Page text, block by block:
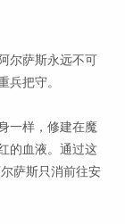
尔萨斯永远不可
把守。
一样，修建在魔
的血液。通过这
萨斯只消前往安